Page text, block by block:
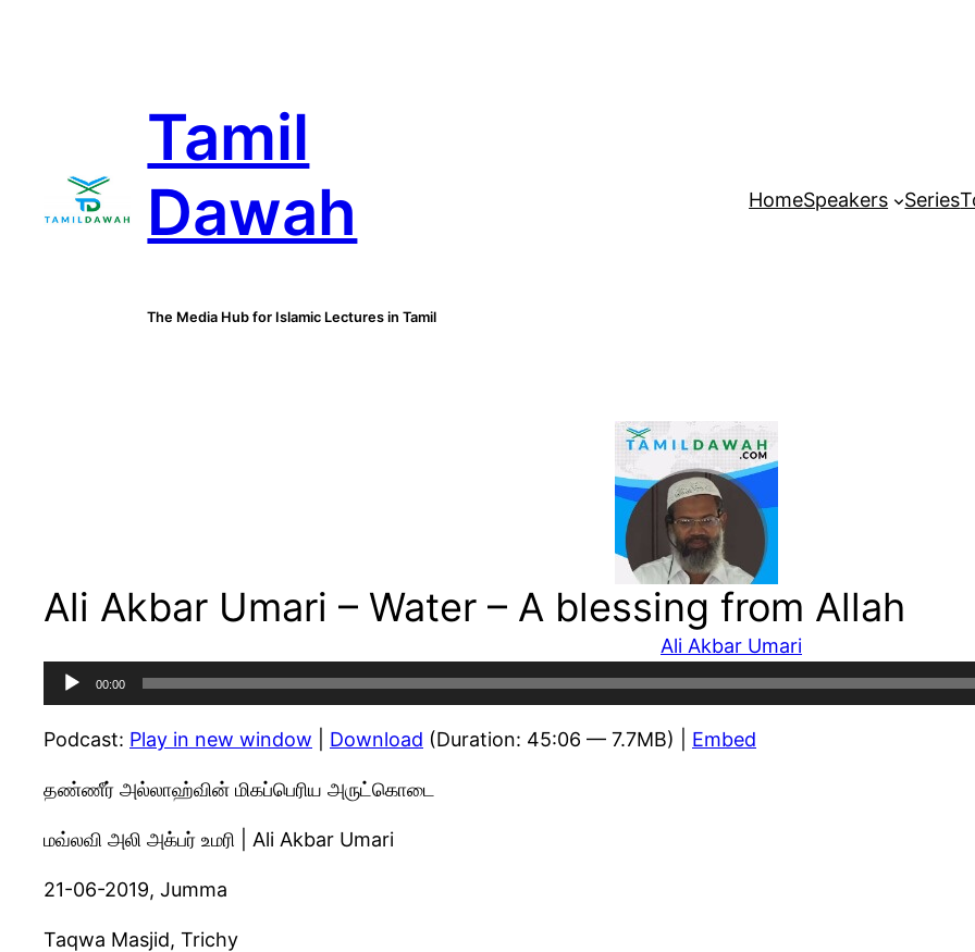
Tamil
Dawah
The Media Hub for Islamic Lectures in Tamil
HomeSpeakers Series
Ali Akbar Umari – Water – A blessing from Allah
Ali Akbar Umari
Audio
Player
00:00
Podcast: Play in new window Download (Duration: 45:06 — 7.7MB) | Embed
தண்ணீர் அல்லாஹ்வின் மிகப்பெரிய அருட்கொடை
மவ்லவி அலி அக்பர் உமரி | Ali Akbar Umari
21-06-2019, Jumma
Taqwa Masjid, Trichy